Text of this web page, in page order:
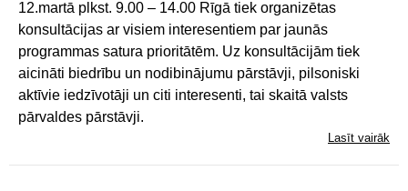
12.martā plkst. 9.00 – 14.00 Rīgā tiek organizētas
konsultācijas ar visiem interesentiem par jaunās
programmas satura prioritātēm. Uz konsultācijām tiek
aicināti biedrību un nodibinājumu pārstāvji, pilsoniski
aktīvie iedzīvotāji un citi interesenti, tai skaitā valsts
pārvaldes pārstāvji.
Lasīt vairāk